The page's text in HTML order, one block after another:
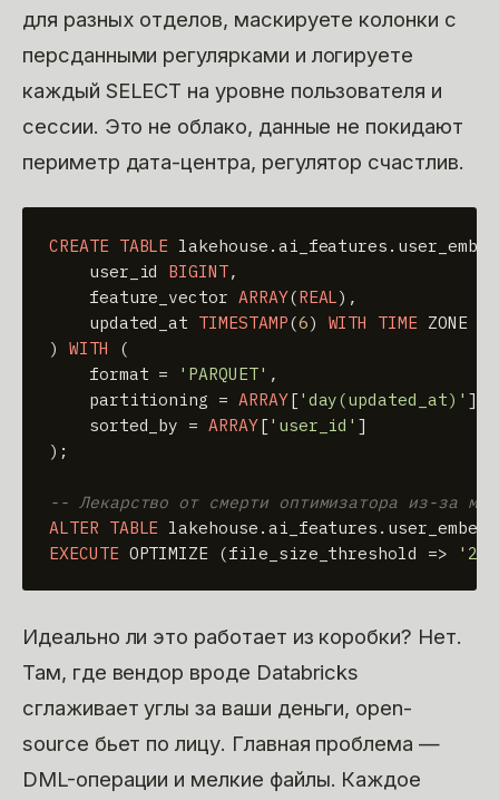
для разных отделов, маскируете колонки с
персданными регулярками и логируете
каждый SELECT на уровне пользователя и
сессии. Это не облако, данные не покидают
периметр дата-центра, регулятор счастлив.
CREATE TABLE
    user_id
BIGINT,
    feature_vector
ARRAY(REAL ),
    updated_at
TIMESTAMP(6) WITH TIME ZONE
) WITH (
    format
= 'PARQUET' ,
    partitioning
= ARRAY['day(updated_at)' ],
    sorted_by
= ARRAY['user_id' ]
);
-- Лекарство от смерти оптимизатора из-за
ALTER TABLE
EXECUTE OPTIMIZE (file_size_threshold =>
Идеально ли это работает из коробки? Нет.
Там, где вендор вроде Databricks
сглаживает углы за ваши деньги, open-
source бьет по лицу. Главная проблема —
DML-операции и мелкие файлы. Каждое